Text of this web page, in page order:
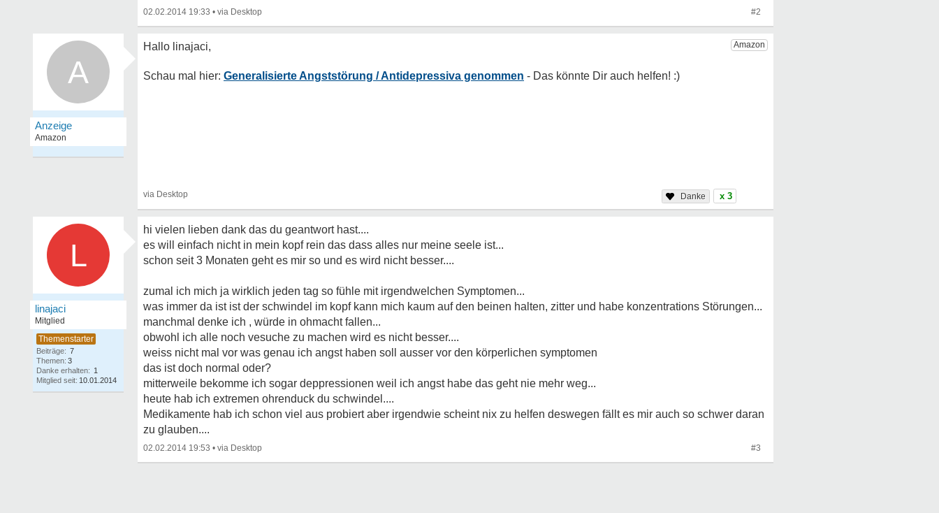
02.02.2014 19:33 • #2
A Generalisierte Angststörung / Antidepressiva genommen
x 3
L
linajaci
Mitglied
Beiträge: 7
Themen: 3
Danke erhalten: 1
Mitglied seit: 10.01.2014
hi vielen lieben dank das du geantwort hast....
es will einfach nicht in mein kopf rein das dass alles nur meine seele ist...
schon seit 3 Monaten geht es mir so und es wird nicht besser....
zumal ich mich ja wirklich jeden tag so fühle mit irgendwelchen Symptomen...
was immer da ist ist der schwindel im kopf kann mich kaum auf den beinen halten, zitter und habe konzentrations Störungen...
manchmal denke ich , würde in ohmacht fallen...
obwohl ich alle noch vesuche zu machen wird es nicht besser....
weiss nicht mal vor was genau ich angst haben soll ausser vor den körperlichen symptomen
das ist doch normal oder?
mitterweile bekomme ich sogar deppressionen weil ich angst habe das geht nie mehr weg...
heute hab ich extremen ohrenduck du schwindel....
Medikamente hab ich schon viel aus probiert aber irgendwie scheint nix zu helfen deswegen fällt es mir auch so schwer daran
zu glauben....
02.02.2014 19:53 • #3